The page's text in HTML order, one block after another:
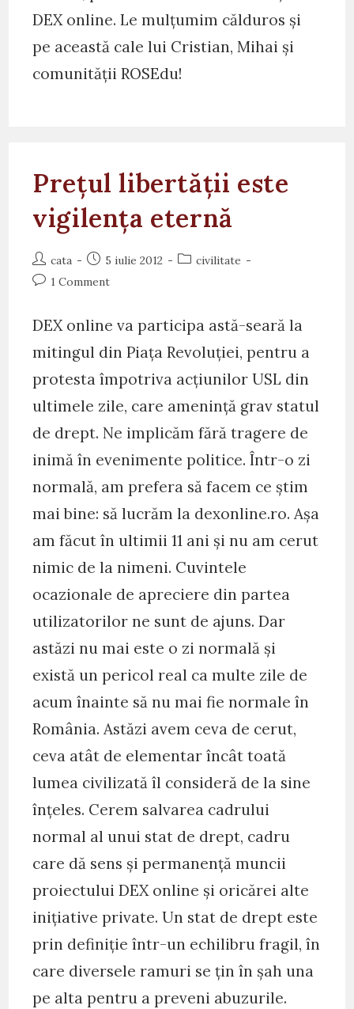
DEX online. Le mulțumim călduros și
pe această cale lui Cristian, Mihai și
comunității ROSEdu!
Prețul libertății este
vigilența eternă
Post
author:
cata
Post
published:
5 iulie 2012
Postcivilitate
Post1 Comment
DEX online va participa astă-seară la
mitingul din Piața Revoluției, pentru a
protesta împotriva acțiunilor USL din
ultimele zile, care amenință grav statul
de drept. Ne implicăm fără tragere de
inimă în evenimente politice. Într-o zi
normală, am prefera să facem ce știm
mai bine: să lucrăm la dexonline.ro. Așa
am făcut în ultimii 11 ani și nu am cerut
nimic de la nimeni. Cuvintele
ocazionale de apreciere din partea
utilizatorilor ne sunt de ajuns. Dar
astăzi nu mai este o zi normală și
există un pericol real ca multe zile de
acum înainte să nu mai fie normale în
România. Astăzi avem ceva de cerut,
ceva atât de elementar încât toată
lumea civilizată îl consideră de la sine
înțeles. Cerem salvarea cadrului
normal al unui stat de drept, cadru
care dă sens și permanență muncii
proiectului DEX online și oricărei alte
inițiative private. Un stat de drept este
prin definiție într-un echilibru fragil, în
care diversele ramuri se țin în șah una
pe alta pentru a preveni abuzurile.